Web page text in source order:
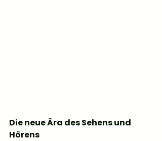
Die neue Ära des Sehens und
Hörens